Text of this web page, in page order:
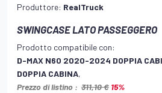
Produttore: RealTruck
SWINGCASE LATO PASSEGGERO
Prodotto compatibile con:
D-MAX N60 2020-2024 DOPPIA
DOPPIA CABINA,
Prezzo di listino : 311,10 € 15%